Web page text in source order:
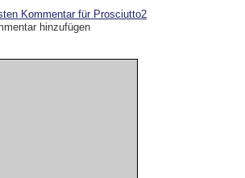
Kommentar für Prosciutto2
hinzufügen